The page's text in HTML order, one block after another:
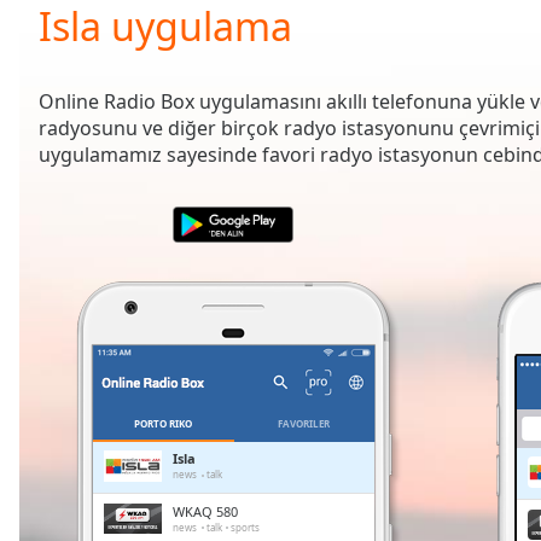
Current
Time0:00
Duration
Loaded:
0.00%
Remaining
Isla uygulama
Online Radio Box uygulamasını akıllı telefonuna yükle
radyosunu ve diğer birçok radyo istasyonunu çevrimiçi
uygulamamız sayesinde favori radyo istasyonun
PORTO RIKO FAVORILER
Isla
news talk
WKAQ 580
news talk sports